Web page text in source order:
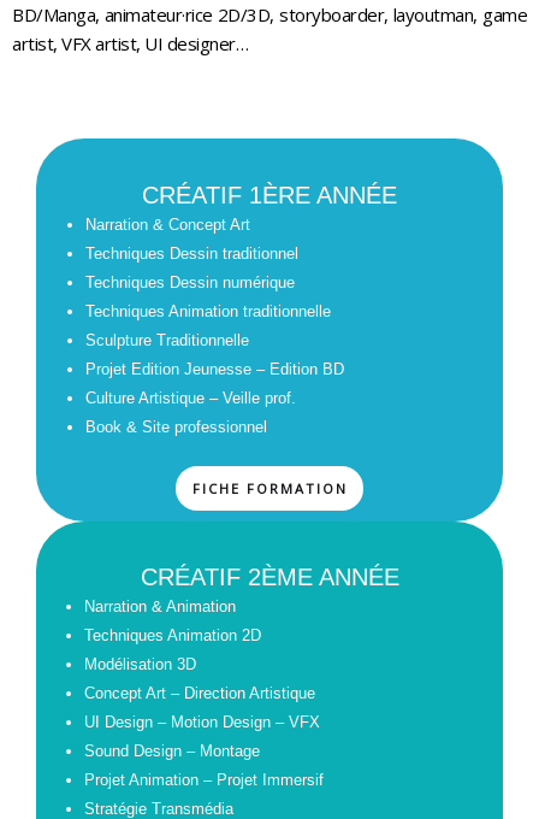
BD/Manga, animateur·rice 2D/3D, storyboarder, layoutman, game
artist, VFX artist, UI designer…
CRÉATIF 1ÈRE ANNÉE
Narration & Concept Art
Techniques Dessin traditionnel
Techniques Dessin numérique
Techniques Animation traditionnelle
Sculpture Traditionnelle
Projet Edition Jeunesse – Edition BD
Culture Artistique – Veille prof.
Book & Site professionnel
FICHE FORMATION
CRÉATIF 2ÈME ANNÉE
Narration & Animation
Techniques Animation 2D
Modélisation 3D
Concept Art – Direction Artistique
UI Design – Motion Design – VFX
Sound Design – Montage
Projet Animation – Projet Immersif
Stratégie Transmédia